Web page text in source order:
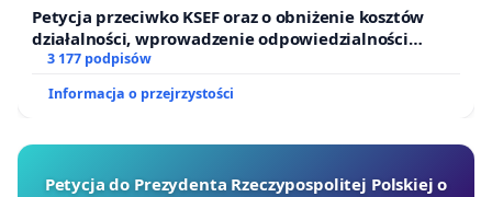
Petycja przeciwko KSEF oraz o obniżenie kosztów
działalności, wprowadzenie odpowiedzialności
finansowej kluczowych urzędników i sędziów
3 177 podpisów
Informacja o przejrzystości
Petycja do Prezydenta Rzeczypospolitej Polskiej o